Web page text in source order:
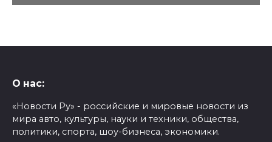
О нас:
«Новости Ру» - российские и мировые новости из
мира авто, культуры, науки и техники, общества,
политики, спорта, шоу-бизнеса, экономики.